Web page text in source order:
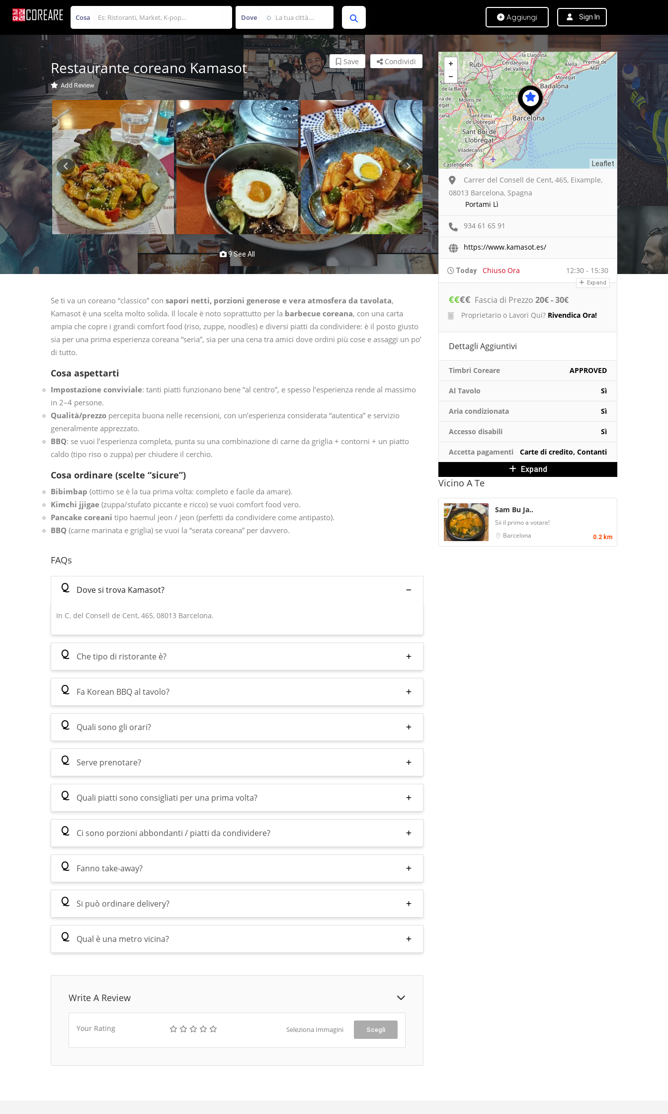
Cosa Dove Aggiungi Sign In
Restaurante coreano Kamasot
Add Review
Condividi
Save
9 See All
Se ti va un coreano “classico” con sapori netti, porzioni generose e vera atmosfera da tavolata,
Kamasot è una scelta molto solida. Il locale è noto soprattutto per la barbecue coreana, con una carta
ampia che copre i grandi comfort food (riso, zuppe, noodles) e diversi piatti da condividere: è il posto giusto
sia per una prima esperienza coreana “seria”, sia per una cena tra amici dove ordini più cose e assaggi un po’
di tutto.
Cosa aspettarti
Impostazione conviviale: tanti piatti funzionano bene “al centro”, e spesso l’esperienza rende al massimo
in 2–4 persone.
Qualità/prezzo percepita buona nelle recensioni, con un’esperienza considerata “autentica” e servizio
generalmente apprezzato.
BBQ: se vuoi l’esperienza completa, punta su una combinazione di carne da griglia + contorni + un piatto
caldo (tipo riso o zuppa) per chiudere il cerchio.
Cosa ordinare (scelte “sicure”)
Bibimbap (ottimo se è la tua prima volta: completo e facile da amare).
Kimchi jjigae (zuppa/stufato piccante e ricco) se vuoi comfort food vero.
Pancake coreani tipo haemul jeon / jeon (perfetti da condividere come antipasto).
BBQ (carne marinata e griglia) se vuoi la “serata coreana” per davvero.
FAQs
Q Dove si trova Kamasot?
In C. del Consell de Cent, 465, 08013 Barcelona.
Q Che tipo di ristorante è?
Q Fa Korean BBQ al tavolo?
Q Quali sono gli orari?
Q Serve prenotare?
Q Quali piatti sono consigliati per una prima volta?
Q Ci sono porzioni abbondanti / piatti da condividere?
Q Fanno take-away?
Q Si può ordinare delivery?
Q Qual è una metro vicina?
Write A Review
Your Rating Seleziona Immagini Scegli
Leaflet
Carrer del Consell de Cent, 465, Eixample,
08013 Barcelona, Spagna
Portami Lì
934 61 65 91
https://www.kamasot.es/
Today Chiuso Ora 12:30 - 15:30
Expand
€€€€ Fascia di Prezzo 20€ - 30€
Proprietario o Lavori Qui? Rivendica Ora!
Dettagli Aggiuntivi
Timbri Coreare APPROVED
Al Tavolo Sì
Aria condizionata Sì
Accesso disabili Sì
Accetta pagamenti
Carte di credito, Contanti
Expand
Vicino A Te
Sam Bu Ja..
Sii il primo a votare!
Barcelona
0.2 km